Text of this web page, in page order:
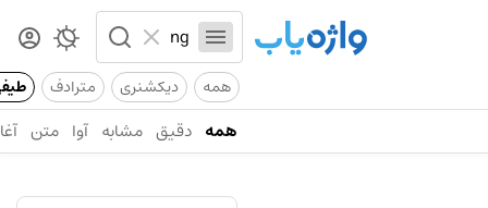
همه دیکشنری مترادف
همه دقیق مشابه آوا متن